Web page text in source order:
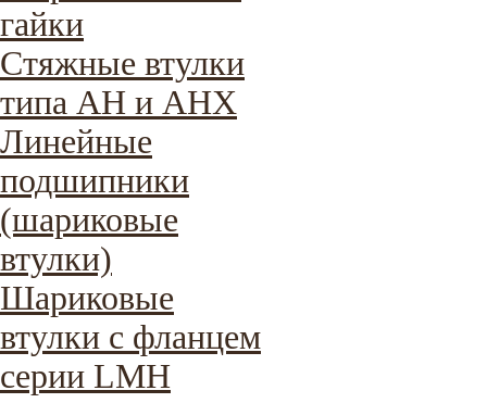
гайки
Стяжные втулки
типа AH и AHX
Линейные
подшипники
(шариковые
втулки)
Шариковые
втулки с фланцем
серии LMH